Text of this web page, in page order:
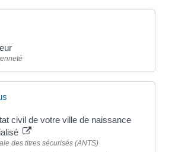
civil de votre ville de naissance
des titres sécurisés (ANTS)